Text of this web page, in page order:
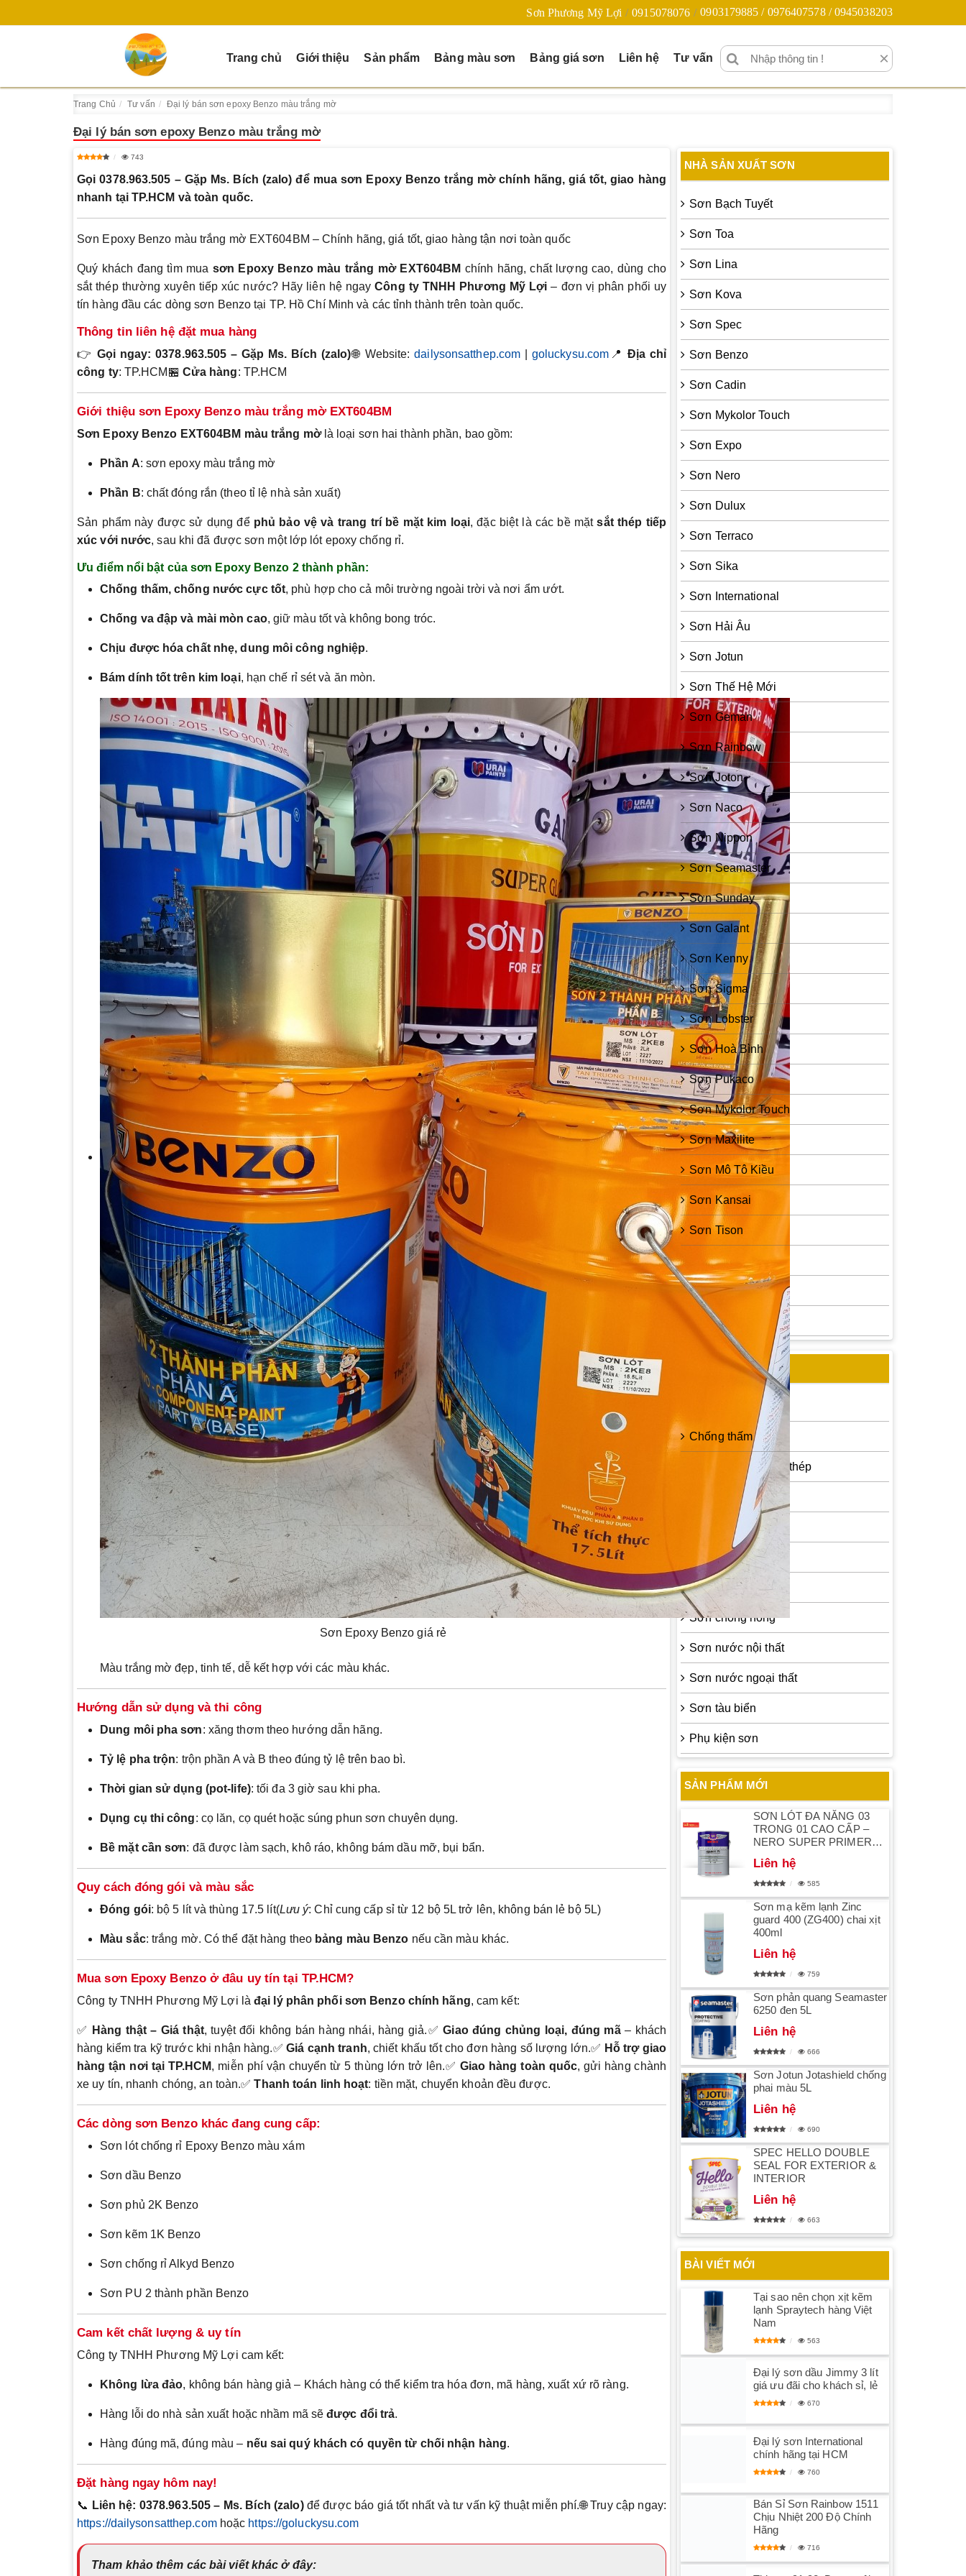
Sơn Phương Mỹ Lợi 0915078076 0903179885 / 0976407578 / 0945038203
Trang chủ Giới thiệu Sản phẩm Bảng màu sơn Bảng giá sơn Liên hệ Tư vấn ×
Trang Chủ Tư vấn Đại lý bán sơn epoxy Benzo màu trắng mờ
Đại lý bán sơn epoxy Benzo màu trắng mờ
743
Gọi 0378.963.505 – Gặp Ms. Bích (zalo) để mua sơn Epoxy Benzo trắng mờ chính hãng, giá tốt, giao hàng
nhanh tại TP.HCM và toàn quốc.
Sơn Epoxy Benzo màu trắng mờ EXT604BM – Chính hãng, giá tốt, giao hàng tận nơi toàn quốc
Quý khách đang tìm mua sơn Epoxy Benzo màu trắng mờ EXT604BM chính hãng, chất lượng cao, dùng cho
sắt thép thường xuyên tiếp xúc nước? Hãy liên hệ ngayCông ty TNHH Phương Mỹ Lợi – đơn vị phân phối uy
tín hàng đầu các dòng sơn Benzo tại TP. Hồ Chí Minh và các tỉnh thành trên toàn quốc.
Thông tin liên hệ đặt mua hàng
👉 Gọi ngay: 0378.963.505 – Gặp Ms. Bích (zalo)🌐 Website:dailysonsatthep.com goluckysu.com 📍 Địa chỉ
công ty: TP.HCM🏪 Cửa hàng: TP.HCM
Giới thiệu sơn Epoxy Benzo màu trắng mờ EXT604BM
Sơn Epoxy Benzo EXT604BM màu trắng mờlà loại sơn hai thành phần, bao gồm:
Phần A: sơn epoxy màu trắng mờ
Phần B: chất đóng rắn (theo tỉ lệ nhà sản xuất)
Sản phẩm này được sử dụng để phủ bảo vệ và trang trí bề mặt kim loại, đặc biệt là các bề mặtsắt thép tiếp
xúc với nước, sau khi đã được sơn một lớp lót epoxy chống rỉ.
Ưu điểm nổi bật của sơn Epoxy Benzo 2 thành phần:
Chống thấm, chống nước cực tốt, phù hợp cho cả môi trường ngoài trời và nơi ẩm ướt.
Chống va đập và mài mòn cao, giữ màu tốt và không bong tróc.
Chịu được hóa chất nhẹ, dung môi công nghiệp.
Bám dính tốt trên kim loại, hạn chế rỉ sét và ăn mòn.
Sơn Epoxy Benzo giá rẻ
Màu trắng mờ đẹp, tinh tế, dễ kết hợp với các màu khác.
Hướng dẫn sử dụng và thi công
Dung môi pha sơn: xăng thơm theo hướng dẫn hãng.
Tỷ lệ pha trộn: trộn phần A và B theo đúng tỷ lệ trên bao bì.
Thời gian sử dụng (pot-life): tối đa 3 giờ sau khi pha.
Dụng cụ thi công: cọ lăn, cọ quét hoặc súng phun sơn chuyên dụng.
Bề mặt cần sơn: đã được làm sạch, khô ráo, không bám dầu mỡ, bụi bẩn.
Quy cách đóng gói và màu sắc
Đóng gói: bộ 5 lít và thùng 17.5 lít(Lưu ý: Chỉ cung cấp sỉ từ 12 bộ 5L trở lên, không bán lẻ bộ 5L)
Màu sắc: trắng mờ. Có thể đặt hàng theo bảng màu Benzo nếu cần màu khác.
Mua sơn Epoxy Benzo ở đâu uy tín tại TP.HCM?
Công ty TNHH Phương Mỹ Lợi là đại lý phân phối sơn Benzo chính hãng, cam kết:
✅ Hàng thật – Giá thật, tuyệt đối không bán hàng nhái, hàng giả.✅Giao đúng chủng loại, đúng mã– khách
hàng kiểm tra kỹ trước khi nhận hàng.✅Giá cạnh tranh, chiết khấu tốt cho đơn hàng số lượng lớn.✅ Hỗ trợ giao
hàng tận nơi tại TP.HCM, miễn phí vận chuyển từ 5 thùng lớn trở lên.✅ Giao hàng toàn quốc, gửi hàng chành
xe uy tín, nhanh chóng, an toàn.✅Thanh toán linh hoạt: tiền mặt, chuyển khoản đều được.
Các dòng sơn Benzo khác đang cung cấp:
Sơn lót chống rỉ Epoxy Benzo màu xám
Sơn dầu Benzo
Sơn phủ 2K Benzo
Sơn kẽm 1K Benzo
Sơn chống rỉ Alkyd Benzo
Sơn PU 2 thành phần Benzo
Cam kết chất lượng & uy tín
Công ty TNHH Phương Mỹ Lợi cam kết:
Không lừa đảo, không bán hàng giả – Khách hàng có thể kiểm tra hóa đơn, mã hàng, xuất xứ rõ ràng.
Hàng lỗi do nhà sản xuất hoặc nhầm mã sẽđược đổi trả.
Hàng đúng mã, đúng màu – nếu sai quý khách có quyền từ chối nhận hàng.
Đặt hàng ngay hôm nay!
📞 Liên hệ: 0378.963.505 – Ms. Bích (zalo)để được báo giá tốt nhất và tư vấn kỹ thuật miễn phí.🌐 Truy cập ngay:
https://dailysonsatthep.comhoặc https://goluckysu.com
Tham khảo thêm các bài viết khác ở đây:
NHÀ SẢN XUẤT SƠN
Sơn Bạch Tuyết
Sơn Toa
Sơn Lina
Sơn Kova
Sơn Spec
Sơn Benzo
Sơn Cadin
Sơn Mykolor Touch
Sơn Expo
Sơn Nero
Sơn Dulux
Sơn Terraco
Sơn Sika
Sơn International
Sơn Hải Âu
Sơn Jotun
Sơn Thế Hệ Mới
Sơn Geman
Sơn Rainbow
Sơn Joton
Sơn Naco
Sơn Nippon
Sơn Seamaster
Sơn Sunday
Sơn Galant
Sơn Kenny
Sơn Sigma
Sơn Lobster
Sơn Hoà Bình
Sơn Pukaco
Sơn Mykolor Touch
Sơn Maxilite
Sơn Mô Tô Kiều
Sơn Kansai
Sơn Tison
Sơn Zinc Guard
Sơn epoxy Á Đông
Sơn chống rỉ Sumo
CHỦNG LOẠI SƠN
Bột trét tường
Chống thấm
Sơn epoxy cho sắt thép
Sơn kẻ vạch
Sơn chống rỉ
Sơn chịu nhiệt
Sơn chống nóng
Sơn nước nội thất
Sơn nước ngoại thất
Sơn tàu biển
Phụ kiện sơn
SẢN PHẨM MỚI
SƠN LÓT ĐA NĂNG 03
TRONG 01 CAO CẤP –
NERO SUPER PRIMER
Liên hệ
585
Sơn mạ kẽm lạnh Zinc
guard 400 (ZG400) chai xịt
400ml
Liên hệ
759
Sơn phản quang Seamaster
6250 đen 5L
Liên hệ
666
Sơn Jotun Jotashield chống
phai màu 5L
Liên hệ
690
SPEC HELLO DOUBLE
SEAL FOR EXTERIOR &
INTERIOR
Liên hệ
663
BÀI VIẾT MỚI
Tại sao nên chọn xịt kẽm
lạnh Spraytech hàng Việt
Nam
563
Đại lý sơn dầu Jimmy 3 lít
giá ưu đãi cho khách sỉ, lẻ
670
Đại lý sơn International
chính hãng tại HCM
760
Bán Sỉ Sơn Rainbow 1511
Chịu Nhiệt 200 Độ Chính
Hãng
716